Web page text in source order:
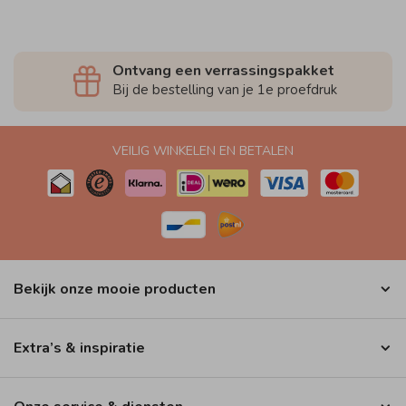
Ontvang een verrassingspakket
Bij de bestelling van je 1e proefdruk
VEILIG WINKELEN EN BETALEN
Bekijk onze mooie producten
Extra’s & inspiratie